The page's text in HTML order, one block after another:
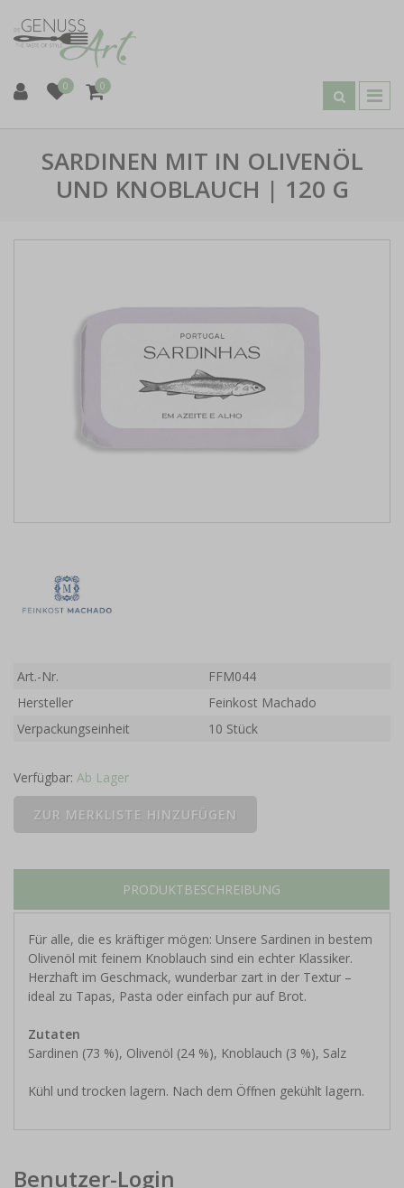
0 0
SARDINEN MIT IN OLIVENÖL
UND KNOBLAUCH | 120 G
Art.-Nr.
FFM044
Hersteller
Feinkost Machado
Verpackungseinheit
10 Stück
Verfügbar: Ab Lager
PRODUKTBESCHREIBUNG
Für alle, die es kräftiger mögen: Unsere Sardinen in bestem
Olivenöl mit feinem Knoblauch sind ein echter Klassiker.
Herzhaft im Geschmack, wunderbar zart in der Textur –
ideal zu Tapas, Pasta oder einfach pur auf Brot.
Zutaten
Sardinen (73 %), Olivenöl (24 %), Knoblauch (3 %), Salz
Kühl und trocken lagern. Nach dem Öffnen gekühlt lagern.
Benutzer-Login